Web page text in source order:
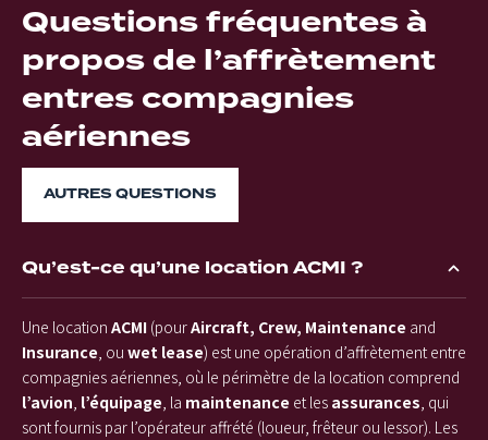
Questions fréquentes à
propos de l’affrètement
entres compagnies
aériennes
AUTRES QUESTIONS
Qu’est-ce qu’une location ACMI ?
Une location ACMI (pourAircraft, Crew, Maintenance and
Insurance, ou wet lease) est une opération d’affrètement entre
compagnies aériennes, où le périmètre de la location comprend
l’avion, l’équipage, la maintenance et les assurances, qui
sont fournis par l’opérateur affrété (loueur, frêteur ou lessor). Les